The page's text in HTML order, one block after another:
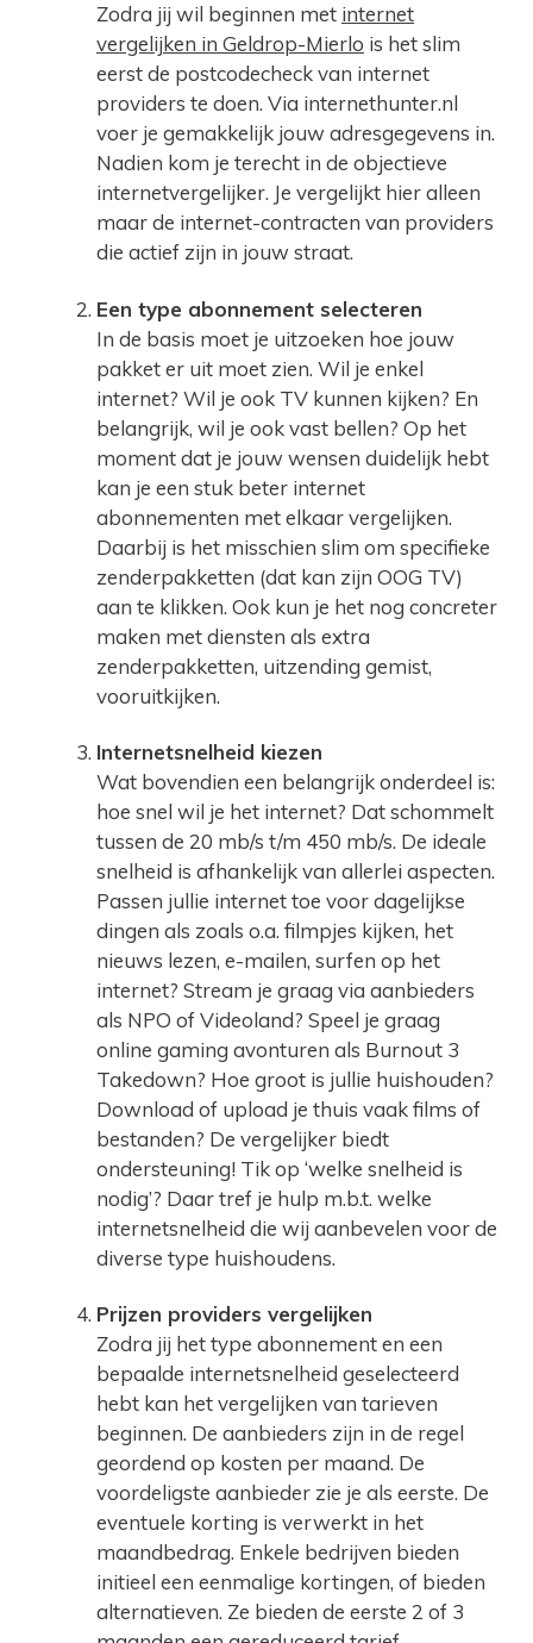
Zodra jij wil beginnen met internet
vergelijken in Geldrop-Mierlo is het slim
eerst de postcodecheck van internet
providers te doen. Via internethunter.nl
voer je gemakkelijk jouw adresgegevens in.
Nadien kom je terecht in de objectieve
internetvergelijker. Je vergelijkt hier alleen
maar de internet-contracten van providers
die actief zijn in jouw straat.
Een type abonnement selecteren
In de basis moet je uitzoeken hoe jouw
pakket er uit moet zien. Wil je enkel
internet? Wil je ook TV kunnen kijken? En
belangrijk, wil je ook vast bellen? Op het
moment dat je jouw wensen duidelijk hebt
kan je een stuk beter internet
abonnementen met elkaar vergelijken.
Daarbij is het misschien slim om specifieke
zenderpakketten (dat kan zijn OOG TV)
aan te klikken. Ook kun je het nog concreter
maken met diensten als extra
zenderpakketten, uitzending gemist,
vooruitkijken.
Internetsnelheid kiezen
Wat bovendien een belangrijk onderdeel is:
hoe snel wil je het internet? Dat schommelt
tussen de 20 mb/s t/m 450 mb/s. De ideale
snelheid is afhankelijk van allerlei aspecten.
Passen jullie internet toe voor dagelijkse
dingen als zoals o.a. filmpjes kijken, het
nieuws lezen, e-mailen, surfen op het
internet? Stream je graag via aanbieders
als NPO of Videoland? Speel je graag
online gaming avonturen als Burnout 3
Takedown? Hoe groot is jullie huishouden?
Download of upload je thuis vaak films of
bestanden? De vergelijker biedt
ondersteuning! Tik op ‘welke snelheid is
nodig’? Daar tref je hulp m.b.t. welke
internetsnelheid die wij aanbevelen voor de
diverse type huishoudens.
Prijzen providers vergelijken
Zodra jij het type abonnement en een
bepaalde internetsnelheid geselecteerd
hebt kan het vergelijken van tarieven
beginnen. De aanbieders zijn in de regel
geordend op kosten per maand. De
voordeligste aanbieder zie je als eerste. De
eventuele korting is verwerkt in het
maandbedrag. Enkele bedrijven bieden
initieel een eenmalige kortingen, of bieden
alternatieven. Ze bieden de eerste 2 of 3